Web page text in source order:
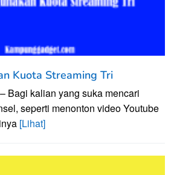
Kuota Streaming Tri
Bagi kalian yang suka mencari
seperti menonton video Youtube
[Lihat]